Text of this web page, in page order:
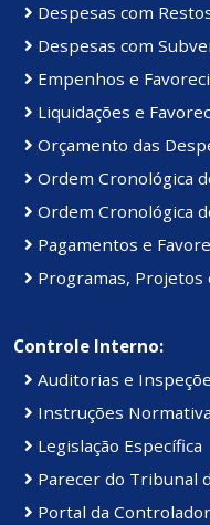
Despesas com
Despesas com
Empenhos e
Liquidações e
Orçamento das
Ordem Cronológica
Ordem Cronológica
Pagamentos e
Programas, Projetos
Controle Interno:
Auditorias e
Instruções
Legislação Específica
Parecer do Tribunal
Portal da